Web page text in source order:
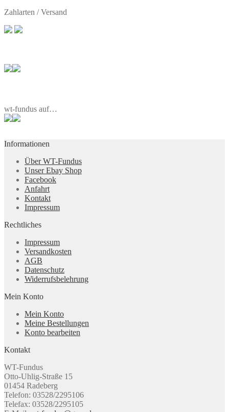
Zahlarten / Versand
wt-fundus auf…
Informationen
Über WT-Fundus
Unser Ebay Shop
Facebook
Anfahrt
Kontakt
Impressum
Rechtliches
Impressum
Versandkosten
AGB
Datenschutz
Widerrufsbelehrung
Mein Konto
Mein Konto
Meine Bestellungen
Konto bearbeiten
Kontakt
WT-Fundus
Otto-Uhlig-Straße 15
01454 Radeberg
Telefon: 03528/2295106
Telefax: 03528/2295105